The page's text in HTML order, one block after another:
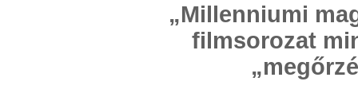
„Millenniumi
filmsorozat